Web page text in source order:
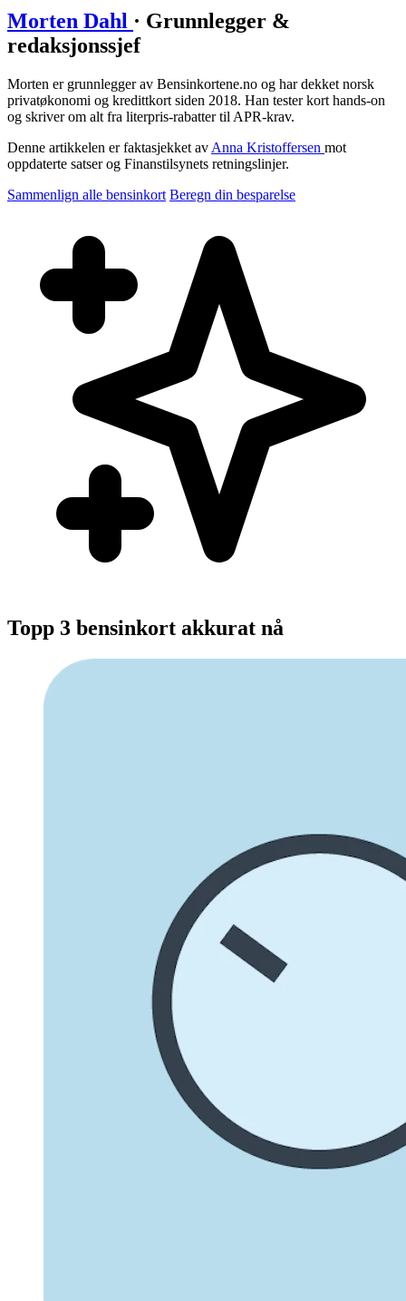
Morten Dahl · Grunnlegger &
redaksjonssjef
Morten er grunnlegger av Bensinkortene.no og har dekket norsk
privatøkonomi og kredittkort siden 2018. Han tester kort hands-on
og skriver om alt fra literpris-rabatter til APR-krav.
Denne artikkelen er faktasjekket av Anna Kristoffersen mot
oppdaterte satser og Finanstilsynets retningslinjer.
Sammenlign alle bensinkort Beregn din besparelse
Topp 3 bensinkort akkurat nå